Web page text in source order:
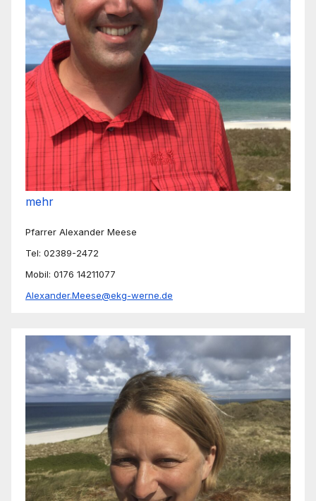
mehr
Pfarrer Alexander Meese
Tel: 02389-2472
Mobil: 0176 14211077
Alexander.Meese@ekg-werne.de